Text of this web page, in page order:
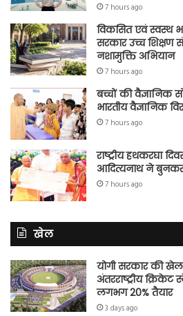
7 hours ago
विकसित एवं स्वस्थ
सरकार उच्च शिक्षण
नशामुक्ति अभियान
7 hours ago
बच्चों की वैज्ञानिक
भारतीय वैज्ञानिक
7 hours ago
राष्ट्रीय हथकरघा
आदित्यनाथ ने
7 hours ago
खेल
योगी सरकार की खेल
अंतरराष्ट्रीय क्रिकेट
लगभग 20% तैयार
3 days ago